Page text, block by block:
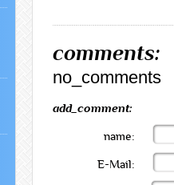
comments:
no_comments
add_comment:
name:
E-Mail: